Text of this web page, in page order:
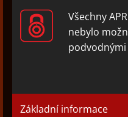
Všechny
nebylo
Základní informace